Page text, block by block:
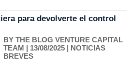
para devolverte el control
BY THE BLOG VENTURE CAPITAL
TEAM | 13/08/2025 | NOTICIAS
BREVES